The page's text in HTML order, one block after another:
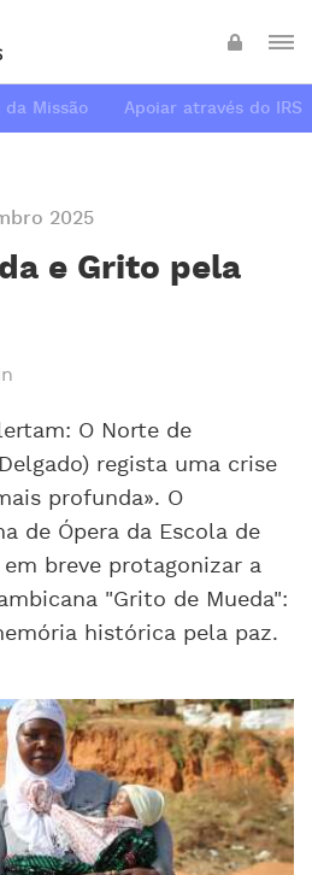
Missão Apoiar através do IRS
2025
e Grito pela
O Norte de
regista uma crise
profunda». O
de Ópera da Escola de
breve protagonizar a
"Grito de Mueda":
histórica pela paz.